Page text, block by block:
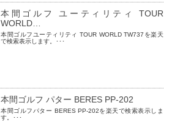
本間ゴルフ ユーティリティ TOUR
WORLD…
本間ゴルフユーティリティ TOUR WORLD TW737を楽天
で検索表示します。･･･
本間ゴルフ パター BERES PP-202
本間ゴルフパター BERES PP-202を楽天で検索表示しま
す。･･･